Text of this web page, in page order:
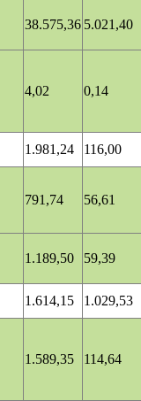
38.575,36 5.021,40
4,02 0,14
1.981,24
116,00
791,74 56,61
1.189,50 59,39
1.614,15
1.029,53
1.589,35 114,64